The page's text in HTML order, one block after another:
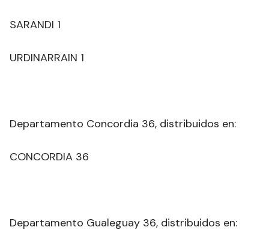
SARANDI 1
URDINARRAIN 1
Departamento Concordia 36, distribuidos en:
CONCORDIA 36
Departamento Gualeguay 36, distribuidos en: